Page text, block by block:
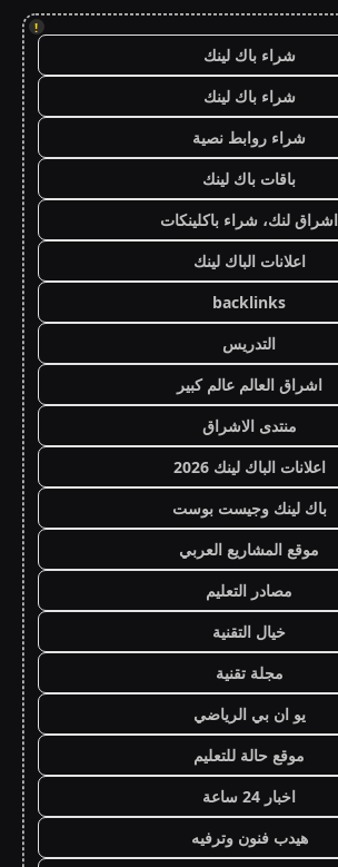
!
شراء باك لينك
شراء باك لينك
شراء روابط نصية
باقات باك لينك
اشراق لنك، شراء باكلينكات
اعلانات الباك لينك
backlinks
التدريس
اشراق العالم عالم كبير
منتدى الاشراق
اعلانات الباك لينك 2026
باك لينك وجيست بوست
موقع المشاريع العربي
مصادر التعليم
خيال التقنية
مجلة تقنية
يو ان بي الرياضي
موقع حالة للتعليم
اخبار 24 ساعة
هيدب فنون وترفيه